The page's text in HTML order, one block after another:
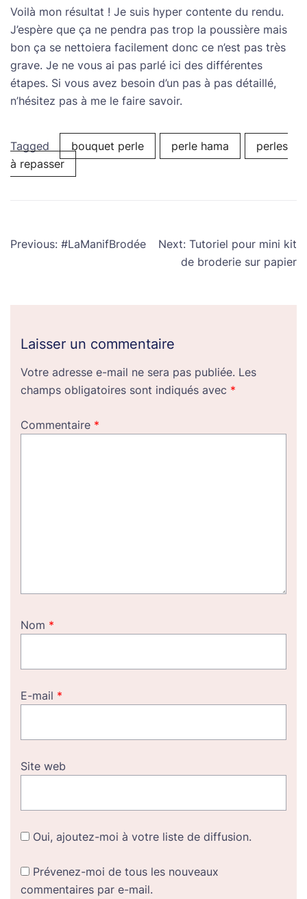
Voilà mon résultat ! Je suis hyper contente du rendu.
J’espère que ça ne pendra pas trop la poussière mais
bon ça se nettoiera facilement donc ce n’est pas très
grave. Je ne vous ai pas parlé ici des différentes
étapes. Si vous avez besoin d’un pas à pas détaillé,
n’hésitez pas à me le faire savoir.
Tagged bouquet perle perle hama
perles
à repasser
Navigation
Previous: #LaManifBrodée Next: Tutoriel pour mini kit
de broderie sur papier
Laisser un commentaire
Votre adresse e-mail ne sera pas publiée. Les
champs obligatoires sont indiqués avec *
Commentaire *
Nom *
E-mail *
Site web
Oui, ajoutez-moi à votre liste de diffusion.
Prévenez-moi de tous les nouveaux
commentaires par e-mail.